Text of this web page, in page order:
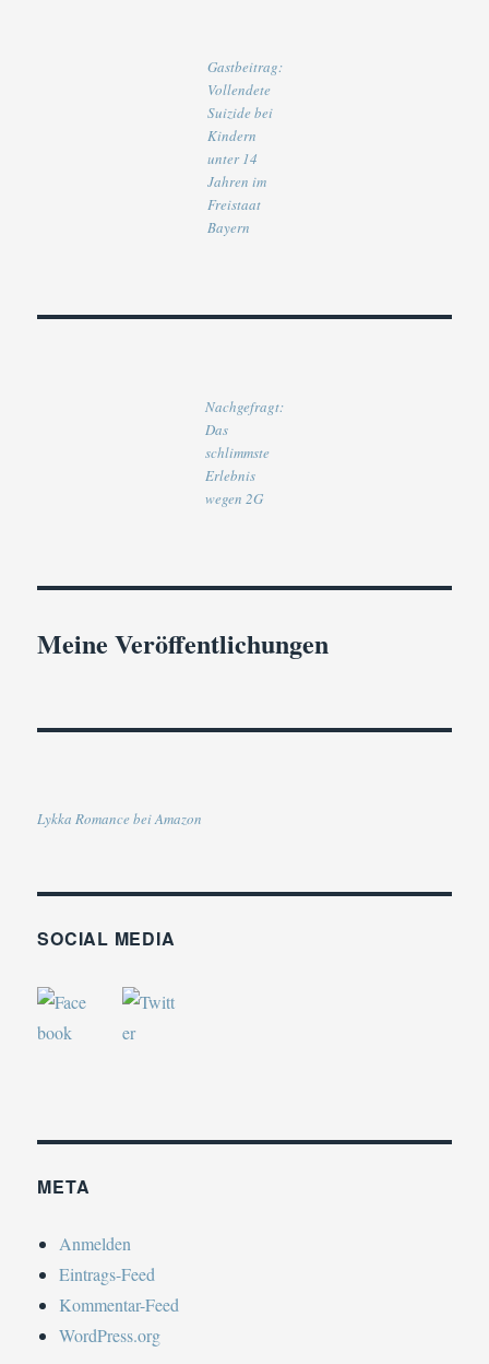
Gastbeitrag:
Vollendete
Suizide bei
Kindern
unter 14
Jahren im
Freistaat
Bayern
Nachgefragt:
Das
schlimmste
Erlebnis
wegen 2G
Meine Veröffentlichungen
Lykka Romance bei Amazon
SOCIAL MEDIA
META
Anmelden
Eintrags-Feed
Kommentar-Feed
WordPress.org